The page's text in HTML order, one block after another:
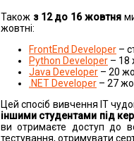
Також з 12 до 16 жовтня
жовтні:
FrontEnd Developer –
Python Developer – 18
Java Developer – 20
.NET Developer – 27
Цей спосіб вивчення ІТ
іншими студентами під
ви отримаєте доступ до
тестування, отримувати